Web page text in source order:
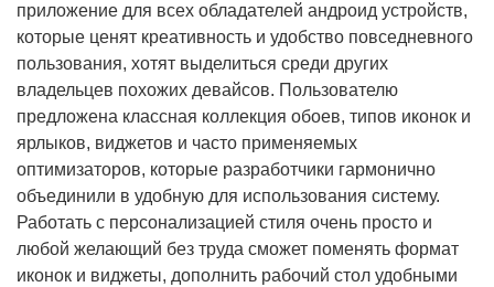
приложение для всех обладателей андроид устройств,
которые ценят креативность и удобство повседневного
пользования, хотят выделиться среди других
владельцев похожих девайсов. Пользователю
предложена классная коллекция обоев, типов иконок и
ярлыков, виджетов и часто применяемых
оптимизаторов, которые разработчики гармонично
объединили в удобную для использования систему.
Работать с персонализацией стиля очень просто и
любой желающий без труда сможет поменять формат
иконок и виджеты, дополнить рабочий стол удобными